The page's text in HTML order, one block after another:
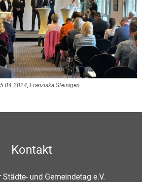
Franziska Steinigen
Kontakt
und Gemeindetag e.V.